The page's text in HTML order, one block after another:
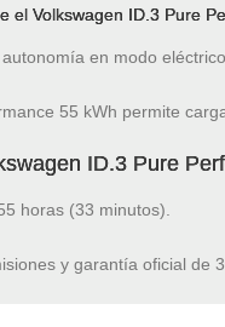
el Volkswagen ID.3 Pure
en modo
55 kWh permite
ID.3 Pure
horas (33 minutos).
y garantía oficial de